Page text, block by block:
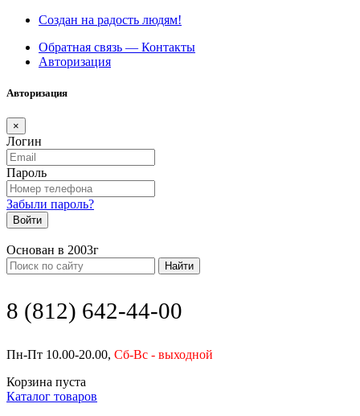
Создан на радость людям!
Обратная связь — Контакты
Авторизация
Авторизация
×
Логин
Пароль
Забыли пароль?
Войти
Основан в 2003г
Найти
8 (812) 642-44-00
Пн-Пт 10.00-20.00, Сб-Вс - выходной
Корзина пуста
Каталог товаров